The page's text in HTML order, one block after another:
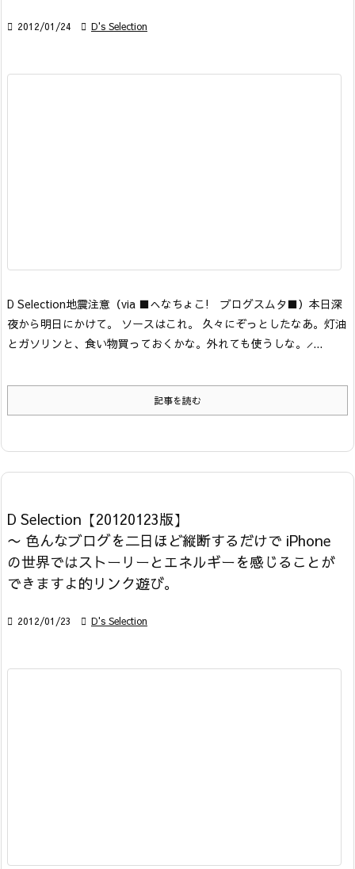
 2012/01/24  D's Selection
D Selection地震注意 （via ■へなちょこ! ブログスムタ■） 本日深
夜から明日にかけて。 ソースはこれ。 久々にぞっとしたなあ。灯油
とガソリンと、食い物買っておくかな。外れても使うしな。 ̷ ...
記事を読む
D Selection【20120123版】
〜 色んなブログを二日ほど縦断するだけで iPhone
の世界ではストーリーとエネルギーを感じることが
できますよ的リンク遊び。
 2012/01/23  D's Selection